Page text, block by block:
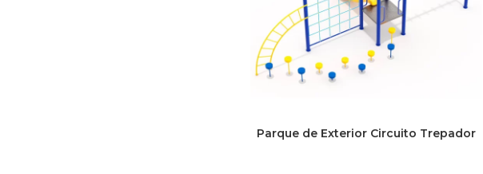
Parque de Exterior Circuito Trepador